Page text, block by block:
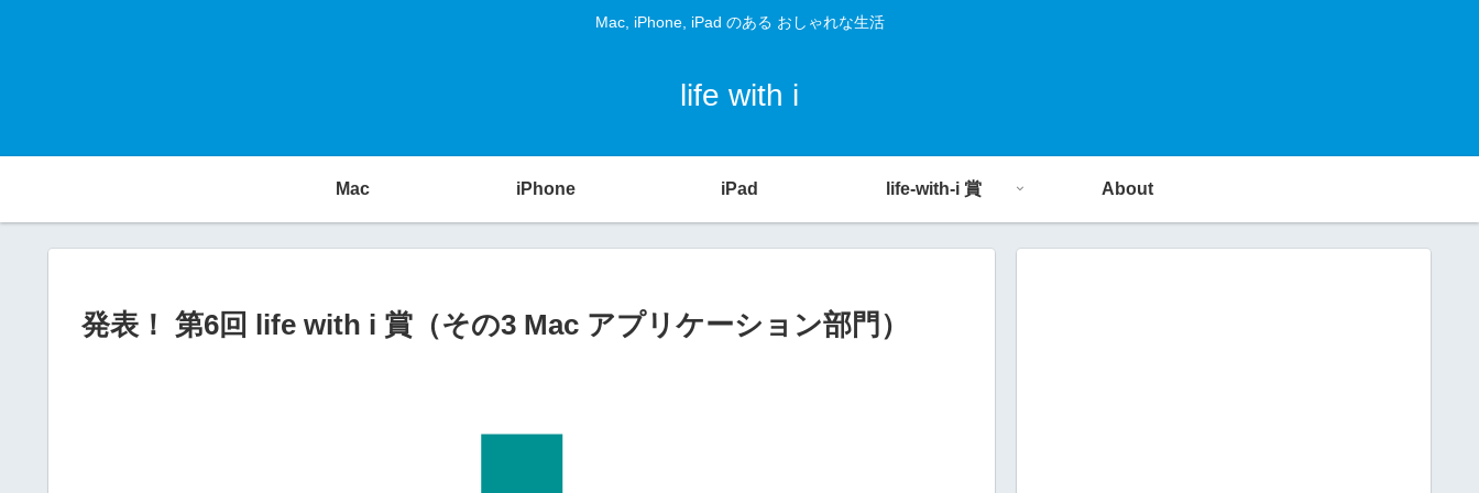
Mac, iPhone, iPad のある おしゃれな生活
life with i
Mac iPhone iPad life-with-i 賞 About
発表！ 第6回 life with i 賞（その3 Mac アプリケーション部門）